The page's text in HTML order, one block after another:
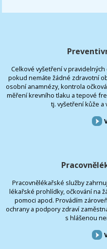
Celkové vyšetření v
pokud nemáte žádné zdravotní
osobní anamnézy, kontrola
měření krevního tlaku a tepové
tj. vyšetření kůže
Pracovnělékařské služby
lékařské prohlídky, očkování na
pomoci apod. Provádím
ochrany a podpory zdraví
s hlášenou